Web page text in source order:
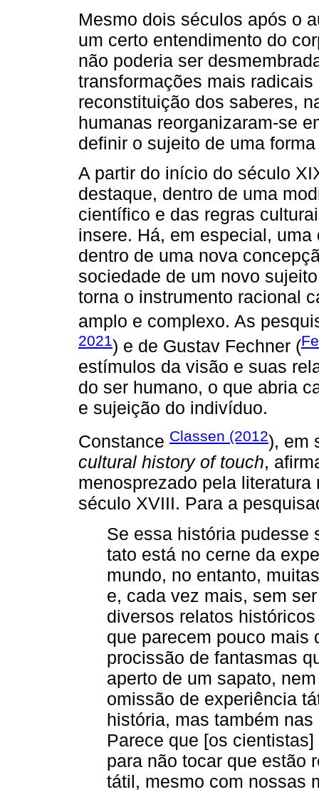
Mesmo dois séculos após o
um certo entendimento do
não poderia ser
transformações mais
reconstituição dos saberes,
humanas reorganizaram-se
definir o sujeito de uma
A partir do início do século
destaque, dentro de uma
científico e das regras
insere. Há, em especial,
dentro de uma nova
sociedade de um novo
torna o instrumento racional
amplo e complexo. As
2021) e de Gustav Fechner (
estímulos da visão e suas
do ser humano, o que abria
e sujeição do indivíduo.
Constance Classen (2012), em
cultural history of touch,
menosprezado pela
século XVIII. Para a
Se essa história pudesse
tato está no cerne da
mundo, no entanto,
e, cada vez mais, sem
diversos relatos
que parecem pouco mais
procissão de fantasmas
aperto de um sapato,
omissão de experiência
história, mas também
Parece que [os
para não tocar que estão
tátil, mesmo com nossas